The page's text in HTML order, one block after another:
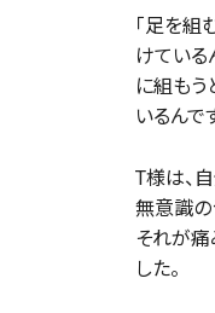
「足を組
けている
に組もう
いるんで
T様は、
無意識の
それが痛
した。